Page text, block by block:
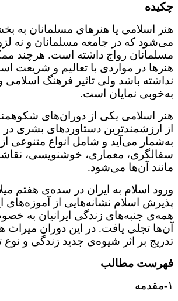
چکیده
هنر اسلامی یا هنرهای مسلمانان به
می‌شود که در جامعه مسلمانان و نه
مسلمانان رواج داشته است. هرچند
هنرها در مواردی با تعالیم و شریعت
نداشته باشد ولی تاثیر فرهنگ
به‌خوبی نمایان است.
هنر اسلامی یکی از دوران‌های
از ارزشمندترین دستاوردهای بشری
به‌شمار می‌آید و شامل انواع متنوعی
سفالگری، معماری، خوشنویسی،
مانند آن‌ها می‌شود.
ورود اسلام به ایران در سده‌ی هفتم
پذیرش اسلام نشانه‌هایی از آموزه‌های
همه‌ی جنبه‌های زندگی ایرانیان به
آن‌ها تجلی یافت. در این دوران میراث
تدریج بر اثر شیوه‌ی جدید زندگی و نوع
فهرست مطالب
۱-مقدمه